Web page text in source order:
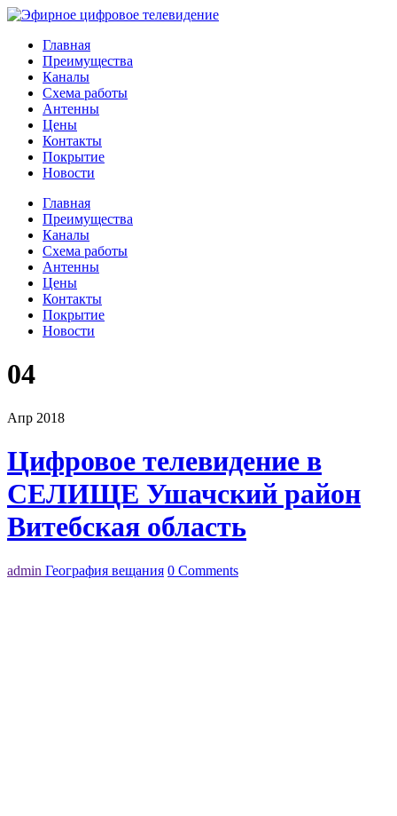
Главная
Преимущества
Каналы
Схема работы
Антенны
Цены
Контакты
Покрытие
Новости
Главная
Преимущества
Каналы
Схема работы
Антенны
Цены
Контакты
Покрытие
Новости
04
Апр 2018
Цифровое телевидение в
СЕЛИЩЕ Ушачский район
Витебская область
admin География вещания 0 Comments